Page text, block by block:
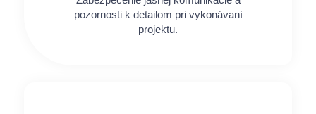
pozornosti k detailom pri vykonávaní
projektu.